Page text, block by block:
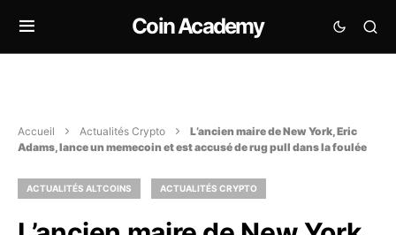
Coin Academy
Accueil Actualités Crypto
L’ancien maire de New York, Eric
Adams, lance un memecoin et est accusé de rug pull dans la foulée
ACTUALITÉS ALTCOINS ACTUALITÉS CRYPTO